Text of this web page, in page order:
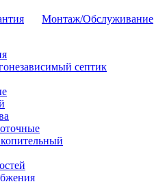
Монтаж/Обслуживание
септик